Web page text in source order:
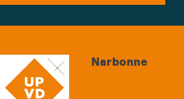
Narbonne